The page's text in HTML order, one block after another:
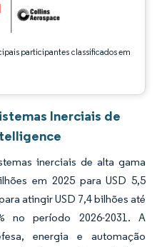
participantes classificados em
Inerciais de
inerciais de alta gama
em 2025 para USD 5,5
atingir USD 7,4 bilhões até
no período 2026-2031. A
energia e automação